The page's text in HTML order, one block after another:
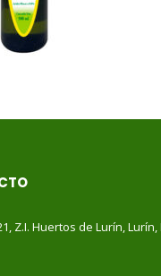
Z.I. Huertos de Lurín, Lurín,